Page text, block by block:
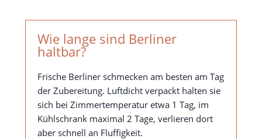
Wie lange sind Berliner
haltbar?
Frische Berliner schmecken am besten am Tag
der Zubereitung. Luftdicht verpackt halten sie
sich bei Zimmertemperatur etwa 1 Tag, im
Kühlschrank maximal 2 Tage, verlieren dort
aber schnell an Fluffigkeit.